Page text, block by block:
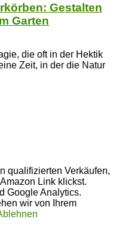
Gestalten
Garten
die oft in der Hektik
Zeit, in der die Natur
qualifizierten Verkäufen,
Link klickst.
Google Analytics.
wir von Ihrem